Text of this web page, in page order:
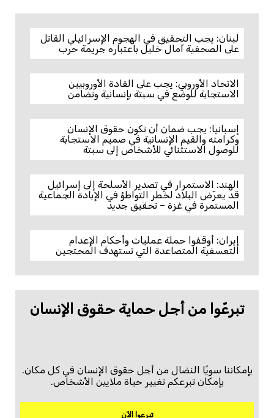
لبنان: يجب التحقيق في الهجوم الإسرائيلي القاتل
على الصحفية آمال خليل باعتباره جريمة حرب
الاتحاد الأوروبي: يجب على القادة الأوروبيين
الاستجابة للوضع في سبتة بإنسانية وتضامن
إسبانيا: يجب ضمان أن تكون حقوق الإنسان
وكرامته والقيم الإنسانية في صميم الاستجابة
للوصول الاستثنائي للأشخاص إلى سبتة
الهند: الاستمرار في تصدير الأسلحة إلى إسرائيل
قد يعرّض البلاد لخطر التواطؤ في الإبادة الجماعية
المستمرة في غزة – تحقيق جديد
إيران: أوقفوا حملة عمليات وأحكام الإعدام
التعسفية المتصاعدة التي تستهدف المحتجين
تبرعّوا من أجل حماية حقوق الإنسان
بإمكاننا سويًا النضال من أجل حقوق الإنسان في كل مكان.
بإمكان تبرعكم تغيير حياة ملايين الأشخاص.
تبرعوا الآن